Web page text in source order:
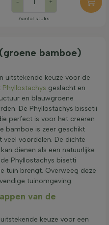
- +
Aantal stuks
bamboe)
uitstekende keuze voor de
Phyllostachys geslacht en
en blauwgroene
De Phyllostachys bissetii
perfect is voor het creëren
bamboe is zeer geschikt
voordelen. De dichte
dienen als een natuurlijke
Phyllostachys bisetti
tuin brengt. Overweeg deze
tuinomgeving.
van de
keuze voor een